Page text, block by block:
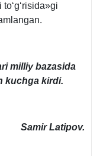
milliy bazasida
kuchga kirdi.
Samir Latipov.